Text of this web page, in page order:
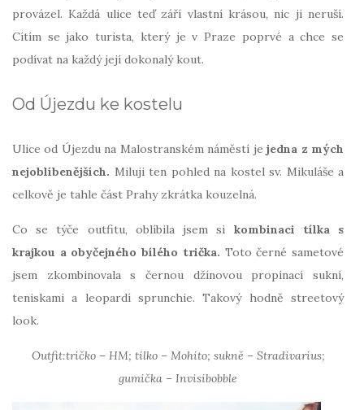
provázel. Každá ulice teď září vlastní krásou, nic ji neruší.
Cítím se jako turista, který je v Praze poprvé a chce se
podívat na každý její dokonalý kout.
Od Újezdu ke kostelu
Ulice od Újezdu na Malostranském náměstí jejedna z mých
nejoblíbenějších. Miluji ten pohled na kostel sv. Mikuláše a
celkově je tahle část Prahy zkrátka kouzelná.
Co se týče outfitu, oblíbila jsem si kombinaci tílka s
krajkou a obyčejného bílého trička. Toto černé sametové
jsem zkombinovala s černou džínovou propínací sukní,
teniskami a leopardí sprunchie. Takový hodně streetový
look.
Outfit:tričko – HM; tílko – Mohito; sukně – Stradivarius;
gumička – Invisibobble